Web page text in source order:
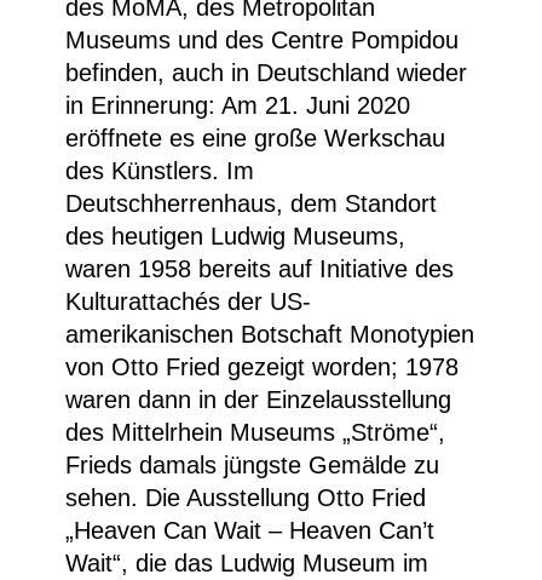
des MoMA, des Metropolitan
Museums und des Centre Pompidou
befinden, auch in Deutschland wieder
in Erinnerung: Am 21. Juni 2020
eröffnete es eine große Werkschau
des Künstlers. Im
Deutschherrenhaus, dem Standort
des heutigen Ludwig Museums,
waren 1958 bereits auf Initiative des
Kulturattachés der US-
amerikanischen Botschaft Monotypien
von Otto Fried gezeigt worden; 1978
waren dann in der Einzelausstellung
des Mittelrhein Museums „Ströme“,
Frieds damals jüngste Gemälde zu
sehen. Die Ausstellung Otto Fried
„Heaven Can Wait – Heaven Can’t
Wait“, die das Ludwig Museum im